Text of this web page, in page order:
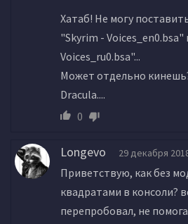
Хатаб! Не могу
"Skyrim -
Voices_ru0.bsa"...
Может отдельно
Dracula....
0
Longevo 29 декабря
Приветствую, как без
квадратами в консоли?
перепробовал, не